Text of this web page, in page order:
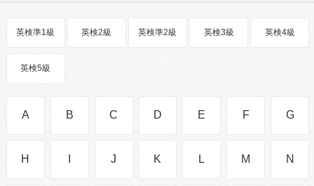
英検準1級 英検2級 英検準2級 英検3級 英検4級
英検5級
A B C D E F G
H J K L M N